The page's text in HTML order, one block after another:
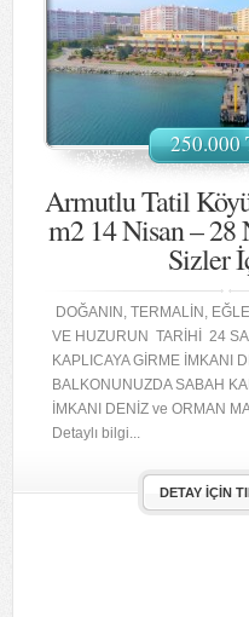
250.000
Armutlu Tatil
m2 14 Nisan – 28
Sizler
DOĞANIN, TERMALİN,
VE HUZURUN TARİHİ 24
KAPLICAYA GİRME İMKANI
BALKONUNUZDA SABAH
İMKANI DENİZ ve ORMAN
Detaylı bilgi...
DETAY İÇIN